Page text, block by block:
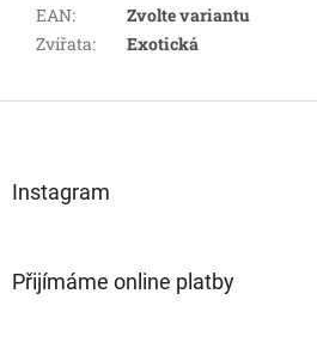
EAN:
Zvolte variantu
Zvířata: Exotická
Instagram
Přijímáme online platby